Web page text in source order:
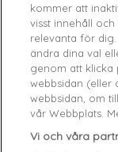
Product Details
Reference
kommer att
visst innehåll
relevanta för
ändra dina val
genom att klicka
webbsidan (eller
webbsidan, om
vår Webbplats.
Vi och våra